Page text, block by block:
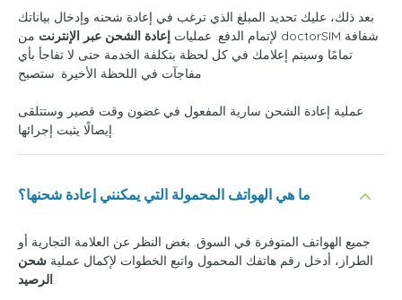
بعد ذلك، عليك تحديد المبلغ الذي ترغب في إعادة شحنه وإدخال بياناتك
لإتمام الدفع. عمليات إعادة الشحن عبر الإنترنت من doctorSIM شفافة
تمامًا وسيتم إعلامك في كل لحظة بتكلفة الخدمة حتى لا تفاجأ بأي
مفاجآت في اللحظة الأخيرة. ستصبح
عملية إعادة الشحن سارية المفعول في غضون وقت قصير وستتلقى
إيصالًا يثبت إجرائها.
ما هي الهواتف المحمولة التي يمكنني إعادة شحنها؟
جميع الهواتف المتوفرة في السوق. بغض النظر عن العلامة التجارية أو
الطراز، أدخل رقم هاتفك المحمول واتبع الخطوات لإكمال عملية شحن
الرصيد.